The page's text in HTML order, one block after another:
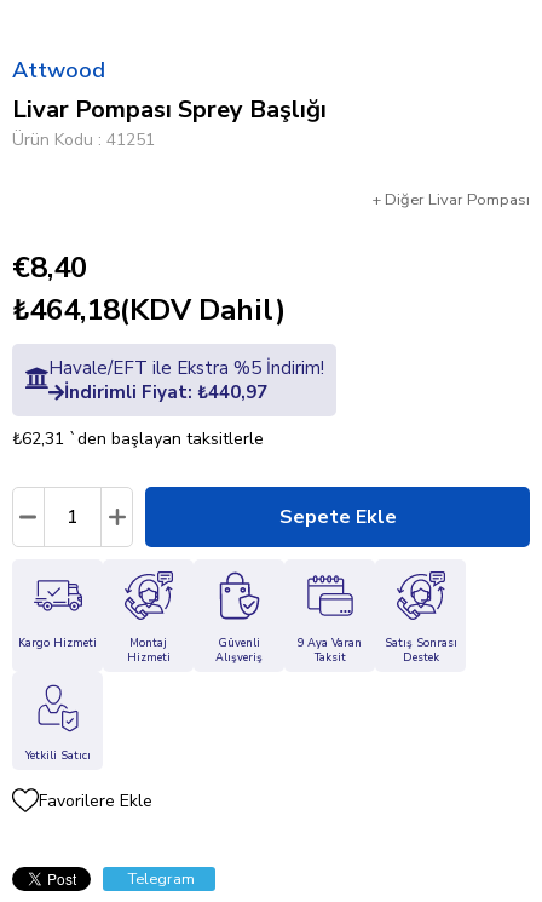
Attwood
Livar Pompası Sprey Başlığı
Ürün Kodu 41251
+ Diğer Livar Pompası
€8,40
₺464,18(KDV Dahil)
Havale/EFT ile Ekstra %5 İndirim!
İndirimli Fiyat: ₺440,97
₺62,31 `den başlayan taksitlerle
Kargo Hizmeti
Montaj
Hizmeti
Güvenli
Alışveriş
9 Aya Varan
Taksit
Satış Sonrası
Destek
Yetkili Satıcı
Favorilere Ekle
Telegram